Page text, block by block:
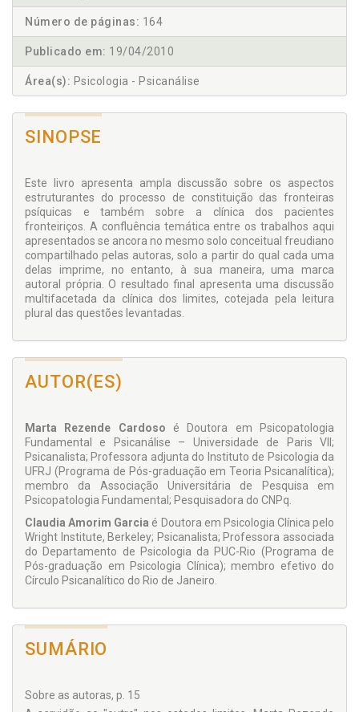
Número de páginas: 164
Publicado em: 19/04/2010
Área(s): Psicologia - Psicanálise
SINOPSE
Este livro apresenta ampla discussão sobre os aspectos
estruturantes do processo de constituição das fronteiras
psíquicas e também sobre a clínica dos pacientes
fronteiriços. A confluência temática entre os trabalhos aqui
apresentados se ancora no mesmo solo conceitual freudiano
compartilhado pelas autoras, solo a partir do qual cada uma
delas imprime, no entanto, à sua maneira, uma marca
autoral própria. O resultado final apresenta uma discussão
multifacetada da clínica dos limites, cotejada pela leitura
plural das questões levantadas.
AUTOR(ES)
Marta Rezende Cardoso é Doutora em Psicopatologia
Fundamental e Psicanálise – Universidade de Paris VII;
Psicanalista; Professora adjunta do Instituto de Psicologia da
UFRJ (Programa de Pós-graduação em Teoria Psicanalítica);
membro da Associação Universitária de Pesquisa em
Psicopatologia Fundamental; Pesquisadora do CNPq.
Claudia Amorim Garcia é Doutora em Psicologia Clínica pelo
Wright Institute, Berkeley; Psicanalista; Professora associada
do Departamento de Psicologia da PUC-Rio (Programa de
Pós-graduação em Psicologia Clínica); membro efetivo do
Círculo Psicanalítico do Rio de Janeiro.
SUMÁRIO
Sobre as autoras, p. 15